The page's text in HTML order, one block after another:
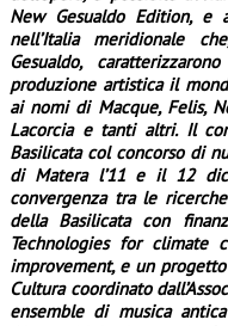
New Gesualdo Edition,
nell’Italia meridionale
Gesualdo,
produzione artistica il
ai nomi di Macque, Felis,
Lacorcia e tanti altri. Il
Basilicata col concorso di
di Matera l’11 e il 12
convergenza tra le
della Basilicata con
Technologies for climate
improvement, e un
Cultura coordinato
ensemble di musica